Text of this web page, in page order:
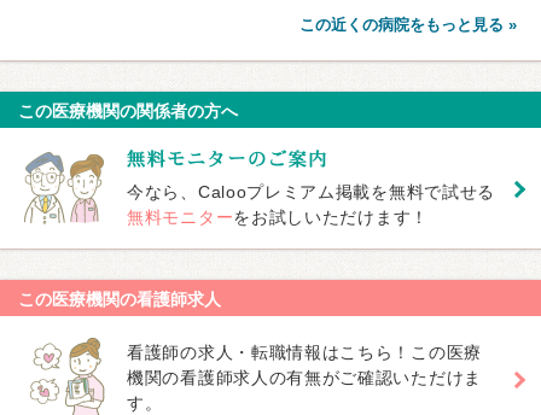
この近くの病院をもっと見る »
この医療機関の関係者の方へ
今なら、Calooプレミアム掲載を無料で試せる
無料モニターをお試しいただけます！
この医療機関の看護師求人
看護師の求人・転職情報はこちら！この医療
機関の看護師求人の有無がご確認いただけま
す。